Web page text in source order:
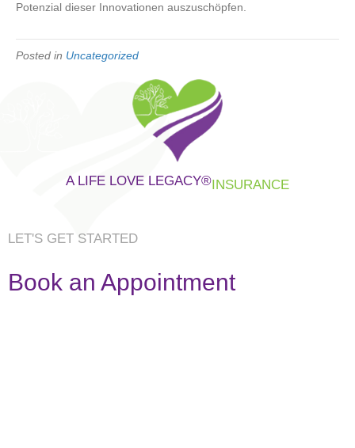
Potenzial dieser Innovationen auszuschöpfen.
Posted in Uncategorized
A LIFE LOVE LEGACY® INSURANCE
LET'S GET STARTED
Book an Appointment